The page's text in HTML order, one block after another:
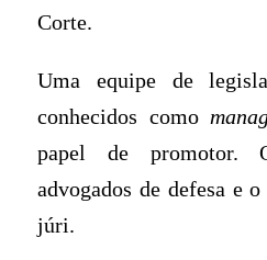
Corte.
Uma equipe de
conhecidos como
papel de promotor.
advogados de defesa e
júri.